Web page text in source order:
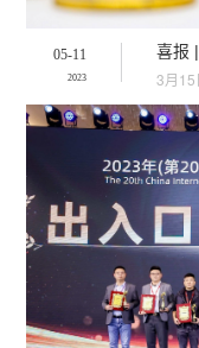
05-11
2023